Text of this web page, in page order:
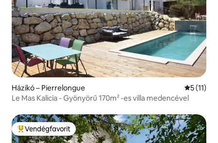
Házikó – Pierrelongue Átlagos
5 (11)
Le Mas Kalicia - Gyönyörű 170m² -es villa medencével
Kiemelt vendégfavorit
Vendégfavorit